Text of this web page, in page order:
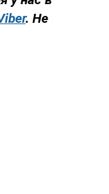
. Не